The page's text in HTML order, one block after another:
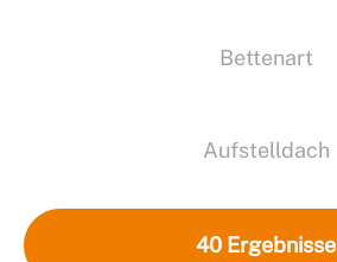
Bettenart
Aufstelldach
40 Ergebnisse